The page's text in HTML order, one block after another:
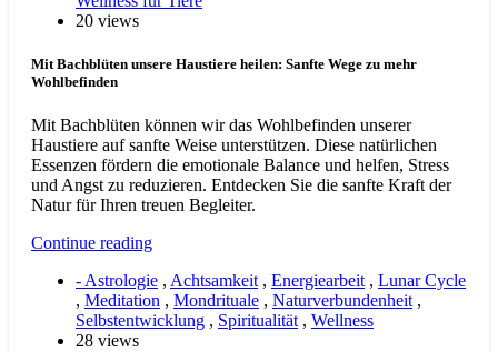
20 views
Mit Bachblüten unsere Haustiere heilen: Sanfte Wege zu mehr
Wohlbefinden
Mit Bachblüten können wir das Wohlbefinden unserer
Haustiere auf sanfte Weise unterstützen. Diese natürlichen
Essenzen fördern die emotionale Balance und helfen, Stress
und Angst zu reduzieren. Entdecken Sie die sanfte Kraft der
Natur für Ihren treuen Begleiter.
Continue reading
- Astrologie , Achtsamkeit , Energiearbeit , Lunar Cycle
, Meditation , Mondrituale , Naturverbundenheit ,
Selbstentwicklung , Spiritualität , Wellness
28 views